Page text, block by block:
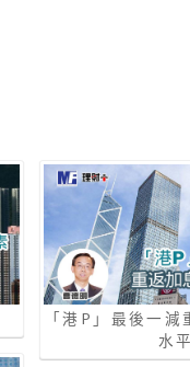
「港P」最後一
水平